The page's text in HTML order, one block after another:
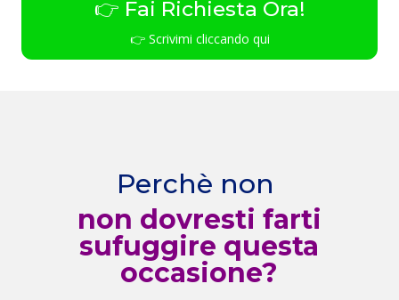
👉 Fai Richiesta Ora!
👉 Scrivimi cliccando qui
Perchè non
non dovresti farti
sufuggire questa
occasione?